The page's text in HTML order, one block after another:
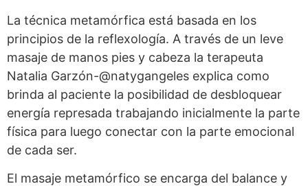
La técnica metamórfica está basada en los
principios de la reflexología. A través de un leve
masaje de manos pies y cabeza la terapeuta
Natalia Garzón-@natygangeles explica como
brinda al paciente la posibilidad de desbloquear
energía represada trabajando inicialmente la parte
física para luego conectar con la parte emocional
de cada ser.
El masaje metamórfico se encarga del balance y